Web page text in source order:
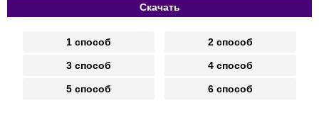
Скачать
1 способ 2 способ
3 способ 4 способ
5 способ 6 способ